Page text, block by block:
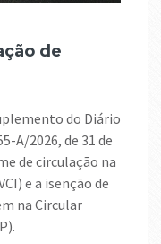
A/2026, de 31 de
de circulação na
e a isenção de
na Circular